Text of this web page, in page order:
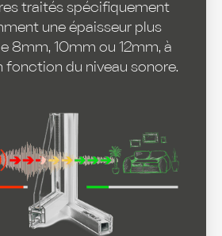
traités spécifiquement
une épaisseur plus
8mm, 10mm ou 12mm, à
fonction du niveau sonore.